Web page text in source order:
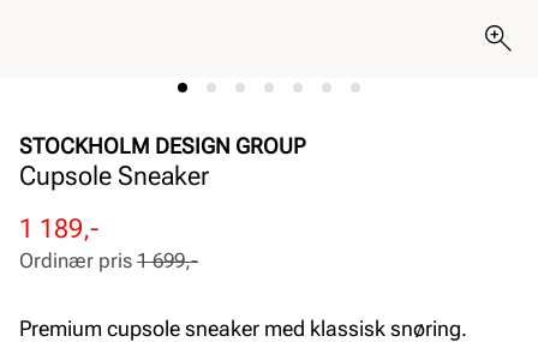
STOCKHOLM DESIGN GROUP
Cupsole Sneaker
Rabattert
pris
1 189,-
Ordinær
pris
Ordinær pris 1 699,-
Premium cupsole sneaker med klassisk snøring.